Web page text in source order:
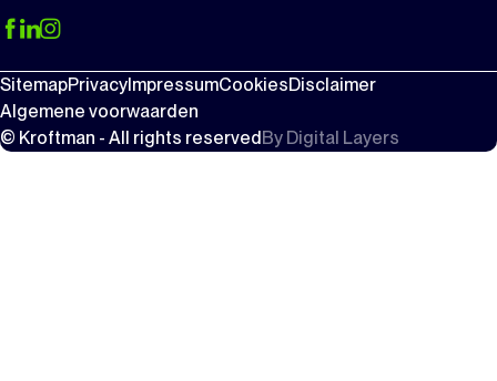
SitemapPrivacyImpressumCookiesDisclaimer
Algemene voorwaarden
© Kroftman - All rights reservedBy Digital Layers